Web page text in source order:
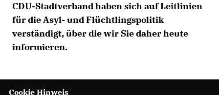
CDU-Stadtverband haben sich auf Leitlinien
für die Asyl- und Flüchtlingspolitik
verständigt, über die wir Sie daher heute
informieren.
Cookie Hinweis